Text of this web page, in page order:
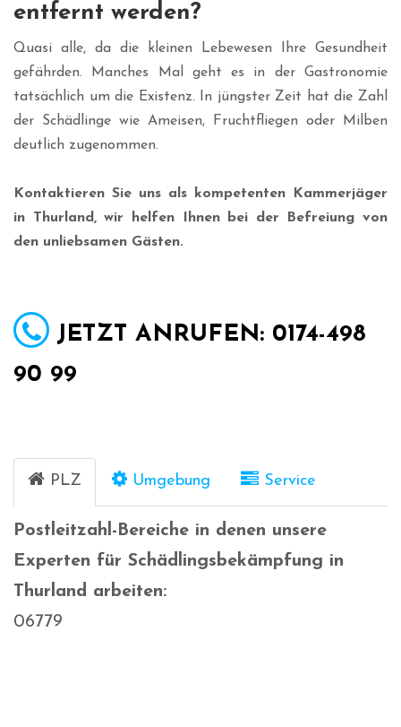
entfernt werden?
Quasi alle, da die kleinen Lebewesen Ihre Gesundheit
gefährden. Manches Mal geht es in der Gastronomie
tatsächlich um die Existenz. In jüngster Zeit hat die Zahl
der Schädlinge wie Ameisen, Fruchtfliegen oder Milben
deutlich zugenommen.
Kontaktieren Sie uns als kompetenten Kammerjäger
in Thurland, wir helfen Ihnen bei der Befreiung von
den unliebsamen Gästen.
JETZT ANRUFEN: 0174-498
90 99
PLZ Umgebung Service
Postleitzahl-Bereiche in denen unsere
Experten für Schädlingsbekämpfung in
Thurland arbeiten:
06779